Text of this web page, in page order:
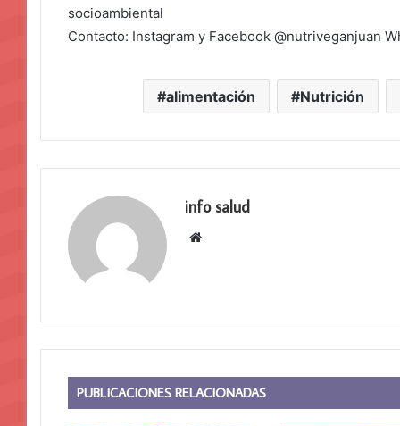
socioambiental
Contacto: Instagram y Facebook @nutriveganjuan
alimentación Nutrición
info salud
Sitio
PUBLICACIONES RELACIONADAS